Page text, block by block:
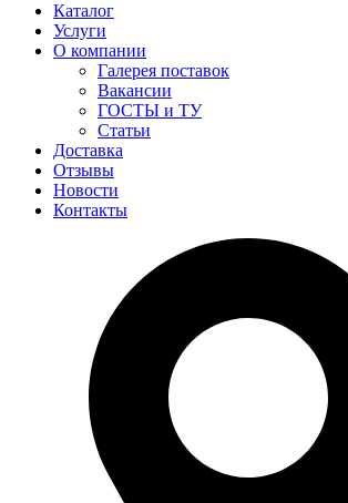
Каталог
Услуги
О компании
Галерея поставок
Вакансии
ГОСТЫ и ТУ
Статьи
Доставка
Отзывы
Новости
Контакты